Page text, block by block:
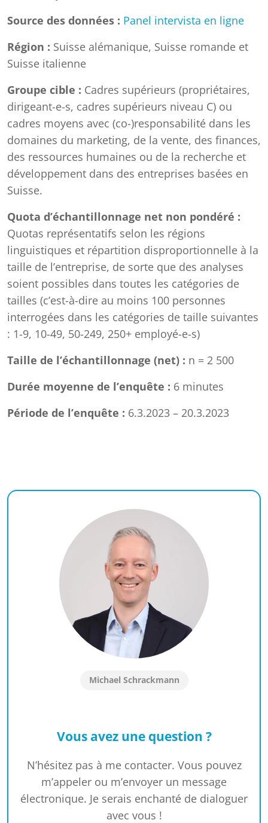
Source des données : Panel intervista en ligne
Région : Suisse alémanique, Suisse romande et
Suisse italienne
Groupe cible : Cadres supérieurs (propriétaires,
dirigeant-e-s, cadres supérieurs niveau C) ou
cadres moyens avec (co-)responsabilité dans les
domaines du marketing, de la vente, des finances,
des ressources humaines ou de la recherche et
développement dans des entreprises basées en
Suisse.
Quota d’échantillonnage net non pondéré :
Quotas représentatifs selon les régions
linguistiques et répartition disproportionnelle à la
taille de l’entreprise, de sorte que des analyses
soient possibles dans toutes les catégories de
tailles (c’est-à-dire au moins 100 personnes
interrogées dans les catégories de taille suivantes
: 1-9, 10-49, 50-249, 250+ employé-e-s)
Taille de l’échantillonnage (net) : n = 2 500
Durée moyenne de l’enquête : 6 minutes
Période de l’enquête : 6.3.2023 – 20.3.2023
Michael Schrackmann
Vous avez une question ?
N’hésitez pas à me contacter. Vous pouvez
m’appeler ou m’envoyer un message
électronique. Je serais enchanté de dialoguer
avec vous !